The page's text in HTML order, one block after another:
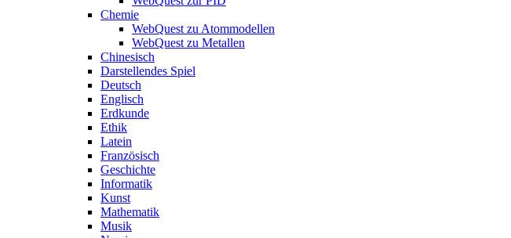
Chemie
WebQuest zu Atommodellen
WebQuest zu Metallen
Chinesisch
Darstellendes Spiel
Deutsch
Englisch
Erdkunde
Ethik
Latein
Französisch
Geschichte
Informatik
Kunst
Mathematik
Musik